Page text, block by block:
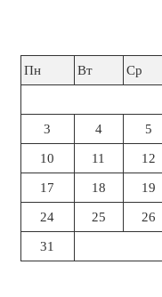
Пн
Вт Ср
3 4 5
10 11 12
17 18 19
24 25 26
31